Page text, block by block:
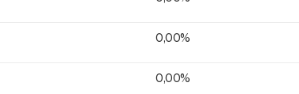
0,00%
0,00%